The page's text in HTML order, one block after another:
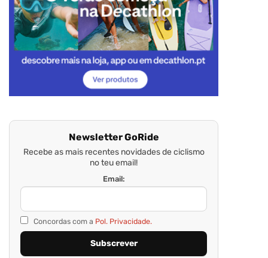
Newsletter GoRide
Recebe as mais recentes novidades de ciclismo
no teu email!
Email:
Concordas com a Pol. Privacidade.